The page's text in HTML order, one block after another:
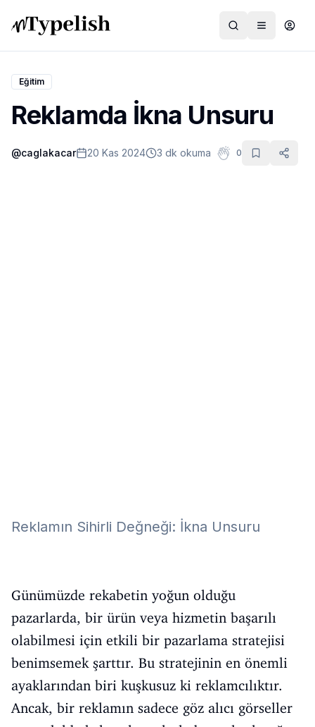
Dünya
Film ve Dizi
Eğitim
Reklamda İkna Unsuru
@caglakacar 20 Kas 2024 3 dk okuma 0
Reklamın Sihirli Değneği: İkna Unsuru
Günümüzde rekabetin yoğun olduğu
pazarlarda, bir ürün veya hizmetin başarılı
olabilmesi için etkili bir pazarlama stratejisi
benimsemek şarttır. Bu stratejinin en önemli
ayaklarından biri kuşkusuz ki reklamcılıktır.
Ancak, bir reklamın sadece göz alıcı görseller